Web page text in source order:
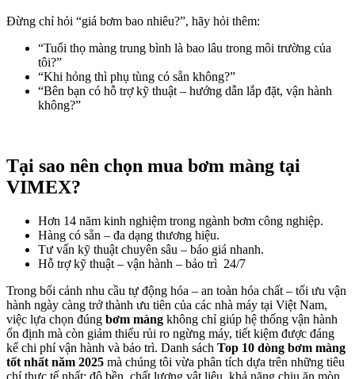
Đừng chỉ hỏi “giá bơm bao nhiêu?”, hãy hỏi thêm:
“Tuổi thọ màng trung bình là bao lâu trong môi trường của
tôi?”
“Khi hỏng thì phụ tùng có sẵn không?”
“Bên bạn có hỗ trợ kỹ thuật – hướng dẫn lắp đặt, vận hành
không?”
Tại sao nên chọn mua bơm màng tại
VIMEX?
Hơn 14 năm kinh nghiệm trong ngành bơm công nghiệp.
Hàng có sẵn – đa dạng thương hiệu.
Tư vấn kỹ thuật chuyên sâu – báo giá nhanh.
Hỗ trợ kỹ thuật – vận hành – bảo trì 24/7
Trong bối cảnh nhu cầu tự động hóa – an toàn hóa chất – tối ưu vận
hành ngày càng trở thành ưu tiên của các nhà máy tại Việt Nam,
việc lựa chọn đúng bơm màng không chỉ giúp hệ thống vận hành
ổn định mà còn giảm thiểu rủi ro ngừng máy, tiết kiệm được đáng
kể chi phí vận hành và bảo trì. Danh sách Top 10 dòng bơm màng
tốt nhất năm 2025 mà chúng tôi vừa phân tích dựa trên những tiêu
chí thực tế nhất: độ bền, chất lượng vật liệu, khả năng chịu ăn mòn,